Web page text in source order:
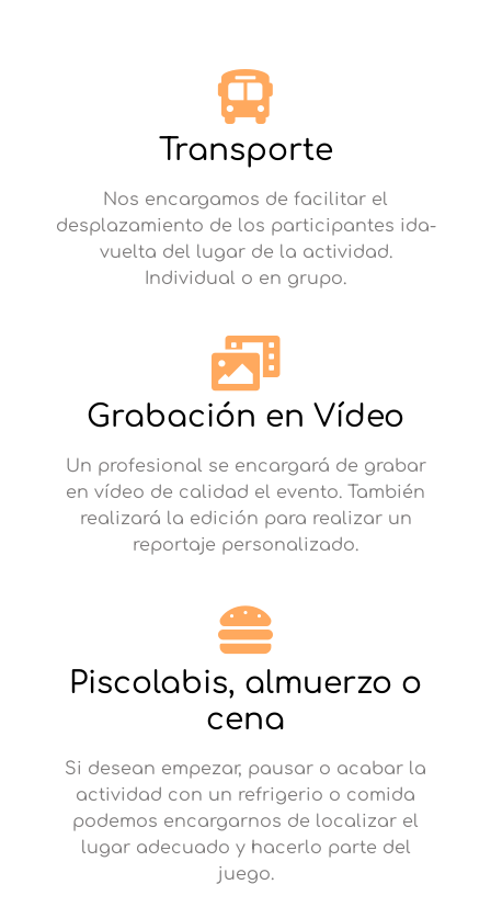
Transporte
Nos encargamos de facilitar el
desplazamiento de los participantes ida-
vuelta del lugar de la actividad.
Individual o en grupo.
Grabación en Vídeo
Un profesional se encargará de grabar
en vídeo de calidad el evento. También
realizará la edición para realizar un
reportaje personalizado.
Piscolabis, almuerzo o
cena
Si desean empezar, pausar o acabar la
actividad con un refrigerio o comida
podemos encargarnos de localizar el
lugar adecuado y hacerlo parte del
juego.